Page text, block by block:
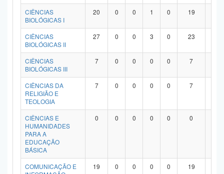
CIÊNCIAS
BIOLÓGICAS I
20 0 0 1 0 19
CIÊNCIAS
BIOLÓGICAS II
27 0 0 3 0 23
CIÊNCIAS
BIOLÓGICAS III
7 0 0 0 0 7
CIÊNCIAS DA
RELIGIÃO E
TEOLOGIA
7 0 0 0 0 7
CIÊNCIAS E
HUMANIDADES
PARA A
EDUCAÇÃO
BÁSICA
0 0 0 0 0 0
COMUNICAÇÃO E
19 0 0 0 0 19